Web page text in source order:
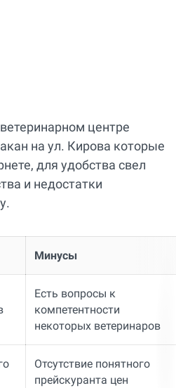
центре
на ул. Кирова которые
для удобства свел
и недостатки
Минусы
Есть вопросы к
компетентности
некоторых ветеринаров
Отсутствие понятного
прейскуранта цен